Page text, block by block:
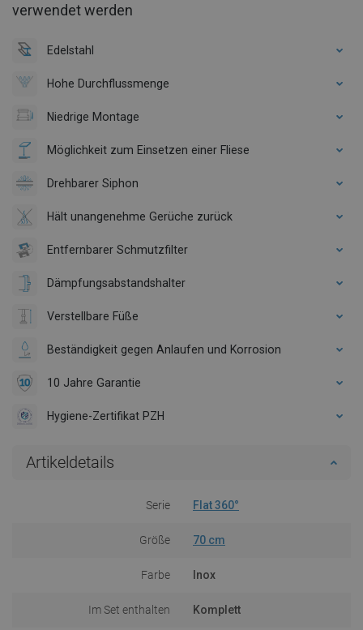
verwendet werden
Edelstahl
Hohe Durchflussmenge
Niedrige Montage
Möglichkeit zum Einsetzen einer Fliese
Drehbarer Siphon
Hält unangenehme Gerüche zurück
Entfernbarer Schmutzfilter
Dämpfungsabstandshalter
Verstellbare Füße
Beständigkeit gegen Anlaufen und Korrosion
10 Jahre Garantie
Hygiene-Zertifikat PZH
Artikeldetails
Serie Flat 360°
Größe 70 cm
Farbe Inox
Im Set enthalten Komplett